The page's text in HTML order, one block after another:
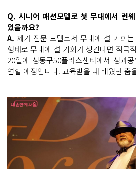
Q. 시니어 패션모델로 첫 무대에서 런
있을까요?
A. 제가 전문 모델로서 무대에 설 기회
형태로 무대에 설 기회가 생긴다면 적극
20일에 성동구50플러스센터에서 성과
연할 예정입니다. 교육받을 때 배웠던 춤